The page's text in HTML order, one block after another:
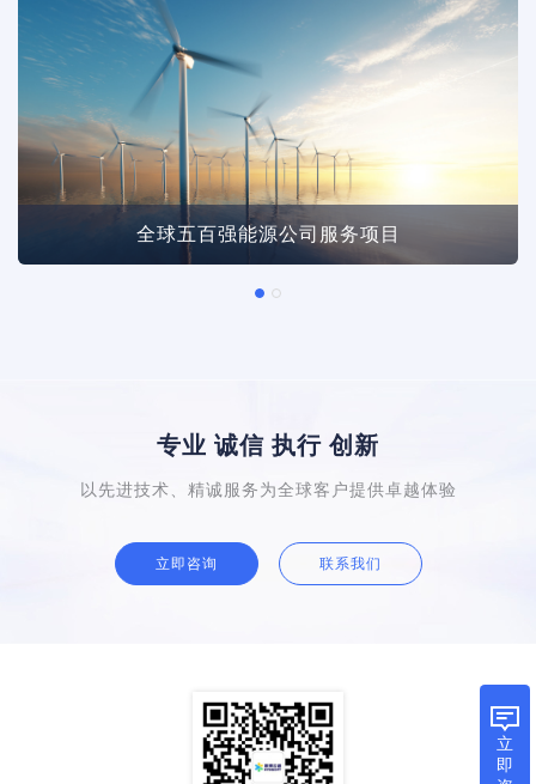
全球五百强能源公司服务项目
专业 诚信 执行 创新
以先进技术、精诚服务为全球客户提供卓越体验
立即咨询 联系我们
立
即